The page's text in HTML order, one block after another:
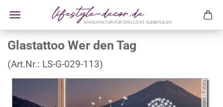
Glastattoo Wer den Tag
(Art.Nr.: LS-G-029-113)